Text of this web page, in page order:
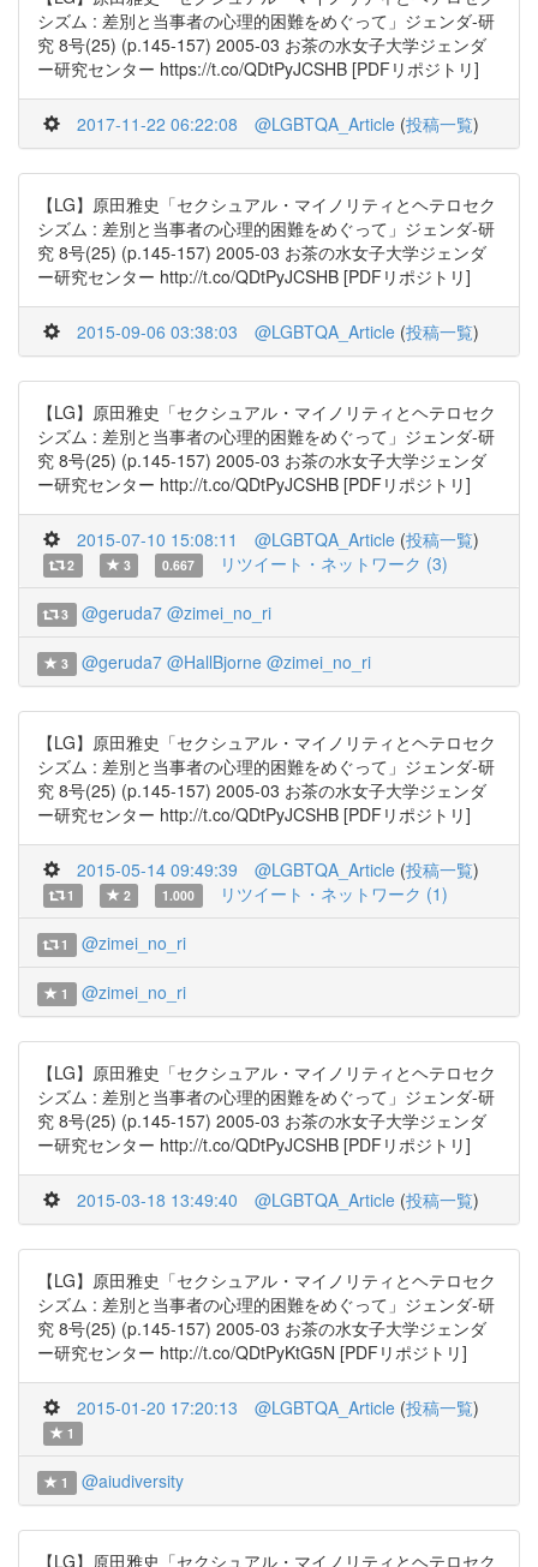
シズム : 差別と当事者の心理的困難をめぐって」ジェンダ-研
究 8号(25) (p.145-157) 2005-03 お茶の水女子大学ジェンダ
ー研究センター https://t.co/QDtPyJCSHB [PDFリポジトリ]
2017-11-22 06:22:08 @LGBTQA_Article (投稿一覧)
【LG】原田雅史「セクシュアル・マイノリティとヘテロセク
シズム : 差別と当事者の心理的困難をめぐって」ジェンダ-研
究 8号(25) (p.145-157) 2005-03 お茶の水女子大学ジェンダ
ー研究センター http://t.co/QDtPyJCSHB [PDFリポジトリ]
2015-09-06 03:38:03 @LGBTQA_Article (投稿一覧)
【LG】原田雅史「セクシュアル・マイノリティとヘテロセク
シズム : 差別と当事者の心理的困難をめぐって」ジェンダ-研
究 8号(25) (p.145-157) 2005-03 お茶の水女子大学ジェンダ
ー研究センター http://t.co/QDtPyJCSHB [PDFリポジトリ]
2015-07-10 15:08:11 @LGBTQA_Article (投稿一覧)
2 3 0.667 リツイート・ネットワーク (3)
3 @geruda7 @zimei_no_ri
3 @geruda7 @HallBjorne @zimei_no_ri
【LG】原田雅史「セクシュアル・マイノリティとヘテロセク
シズム : 差別と当事者の心理的困難をめぐって」ジェンダ-研
究 8号(25) (p.145-157) 2005-03 お茶の水女子大学ジェンダ
ー研究センター http://t.co/QDtPyJCSHB [PDFリポジトリ]
2015-05-14 09:49:39 @LGBTQA_Article (投稿一覧)
1 2 1.000 リツイート・ネットワーク (1)
1 @zimei_no_ri
1 @zimei_no_ri
【LG】原田雅史「セクシュアル・マイノリティとヘテロセク
シズム : 差別と当事者の心理的困難をめぐって」ジェンダ-研
究 8号(25) (p.145-157) 2005-03 お茶の水女子大学ジェンダ
ー研究センター http://t.co/QDtPyJCSHB [PDFリポジトリ]
2015-03-18 13:49:40 @LGBTQA_Article (投稿一覧)
【LG】原田雅史「セクシュアル・マイノリティとヘテロセク
シズム : 差別と当事者の心理的困難をめぐって」ジェンダ-研
究 8号(25) (p.145-157) 2005-03 お茶の水女子大学ジェンダ
ー研究センター http://t.co/QDtPyKtG5N [PDFリポジトリ]
2015-01-20 17:20:13 @LGBTQA_Article (投稿一覧)
1
1 @aiudiversity
【LG】原田雅史「セクシュアル・マイノリティとヘテロセク